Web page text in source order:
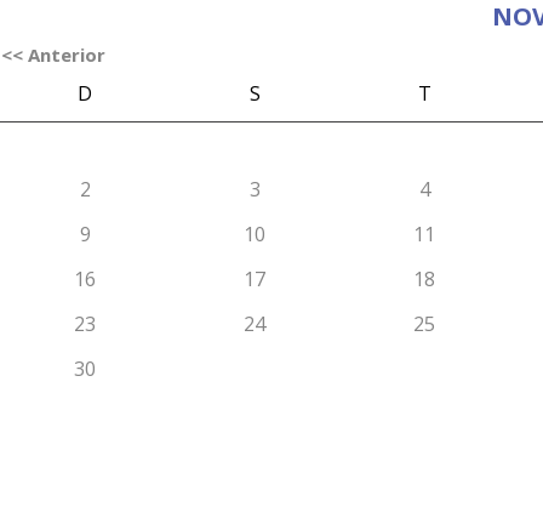
<< Anterior
D S T
2 3
4
9
10
11
16
17
18
23
24
25
30